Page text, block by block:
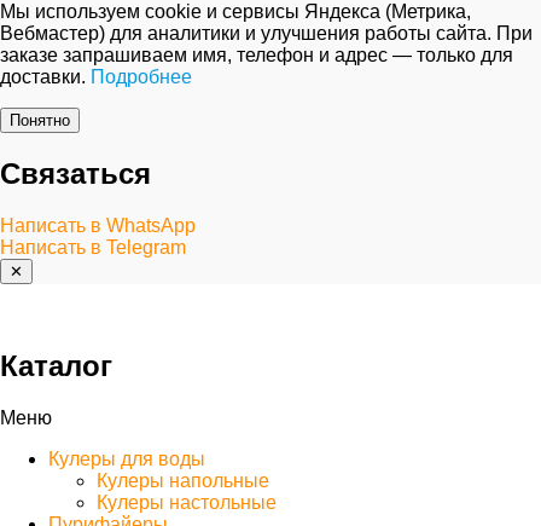
Мы используем cookie и сервисы Яндекса (Метрика,
Вебмастер) для аналитики и улучшения работы сайта. При
заказе запрашиваем имя, телефон и адрес — только для
доставки. Подробнее
Понятно
Связаться
Написать в WhatsApp
Написать в Telegram
✕
Каталог
Меню
Кулеры для воды
Кулеры напольные
Кулеры настольные